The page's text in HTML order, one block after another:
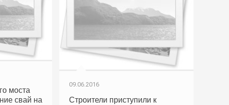
моста
свай на
09.06.2016
Строители приступили к